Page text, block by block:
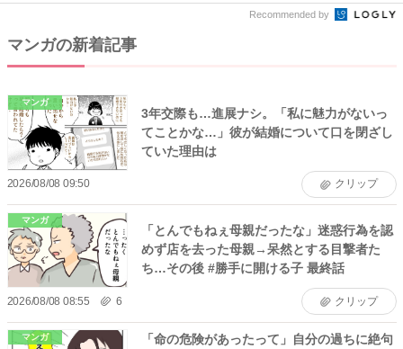
Recommended by
マンガの新着記事
マンガ
3年交際も…進展ナシ。「私に魅力がないっ
てことかな…」彼が結婚について口を閉ざし
ていた理由は
2026/08/08 09:50 クリップ
マンガ
「とんでもねぇ母親だったな」迷惑行為を認
めず店を去った母親→呆然とする目撃者た
ち…その後 #勝手に開ける子 最終話
2026/08/08 08:55 6 クリップ
マンガ
「命の危険があったって」自分の過ちに絶句